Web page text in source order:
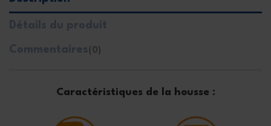
Détails du produit
Commentaires (0)
Caractéristiques de la housse :